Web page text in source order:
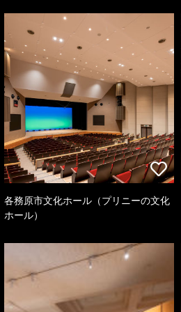
各務原市文化ホール（プリニーの文化
ホール）